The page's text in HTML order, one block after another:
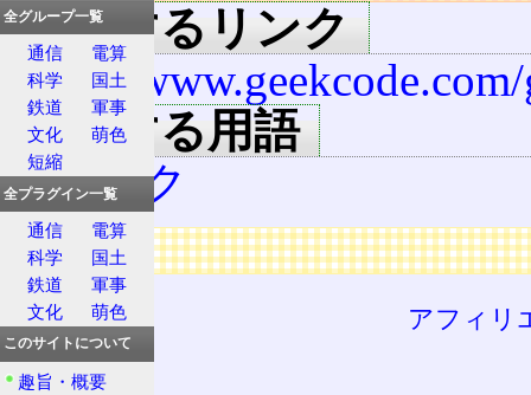
関連するリンク
http://
関連する用語
ギーク
広告
アフィリ
全グループ一覧
通信
電算
科学
国土
鉄道
軍事
文化
萌色
短縮
全プラグイン一覧
通信
電算
科学
国土
鉄道
軍事
文化
萌色
このサイトについて
趣旨・概要